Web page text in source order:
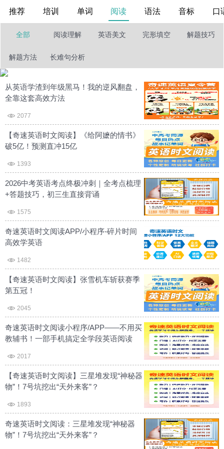
推荐 培训 单词 阅读 语法 音标 口
全部 阅读理解 英语美文 完形填空 解题技巧
解题方法 长难句分析
从英语学渣到年级黑马！我的逆风翻盘，
全靠这套高效方法
2077
【奇速英语时文阅读】《给阿嬷的情书》
破5亿！预测直冲15亿
1393
2026中考英语考点终极冲刺｜全考点梳理
+答题技巧，初三生直接背诵
1575
奇速英语时文阅读APP/小程序-碎片时间
高效学英语
1482
【奇速英语时文阅读】张雪机车斩获赛季
第五冠！
2045
奇速英语时文阅读小程序/APP——不用买
教辅书！一部手机搞定全学段英语阅读
2017
【奇速英语时文阅读】三星堆发现“神秘器
物”！7号坑挖出“天外来客”？
1893
奇速英语时文阅读：三星堆发现“神秘器
物”！7号坑挖出“天外来客”？